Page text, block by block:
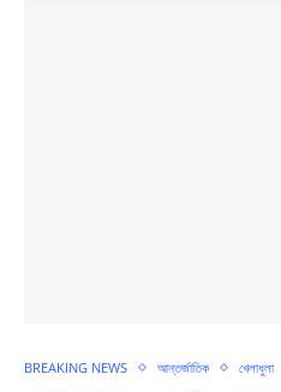
BREAKING NEWS আন্তর্জাতিক খেলাধুলা